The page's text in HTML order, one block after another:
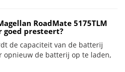
RoadMate 5175TLM
presteert?
de capaciteit van de batterij
opnieuw de batterij op te laden,